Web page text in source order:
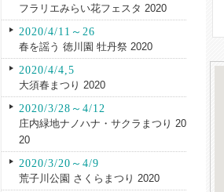
フラリエみらい花フェスタ 2020
2020/4/11～26
春を謡う 徳川園 牡丹祭 2020
2020/4/4,5
大須春まつり 2020
2020/3/28～4/12
庄内緑地ナノハナ・サクラまつり 20
20
2020/3/20～4/9
荒子川公園 さくらまつり 2020